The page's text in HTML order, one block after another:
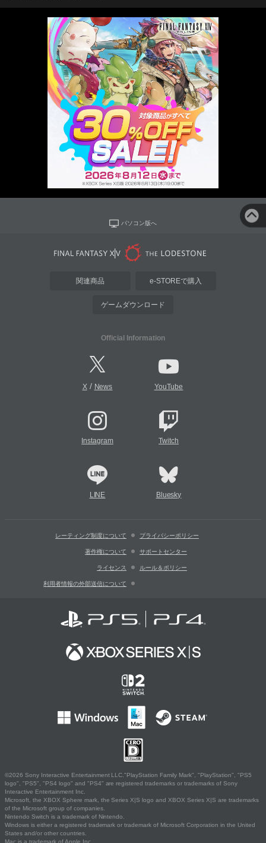
パソコン版へ
関連商品 e-STOREで購入
ゲームダウンロード
Official Information
X/ News YouTube
Instagram Twitch
LINE Bluesky
レーティング制度について プライバシーポリシー
著作権について サポートセンター
ライセンス ルール＆ポリシー
利用者情報の外部送信について
©2026 Sony Interactive Entertainment LLC."PlayStation Family Mark", "PlayStation", "PS5
logo", "PS5", "PS4 logo" and "PS4" are registered trademarks or trademarks of Sony
Interactive Entertainment Inc.
Microsoft, the XBOX Sphere mark, the Series X|S logo and XBOX Series X|S are trademarks
of the Microsoft group of companies.
Nintendo Switch is a trademark of Nintendo.
Windows is either a registered trademark or trademark of Microsoft Corporation in the United
States and/or other countries.
Mac is a trademark of Apple Inc.